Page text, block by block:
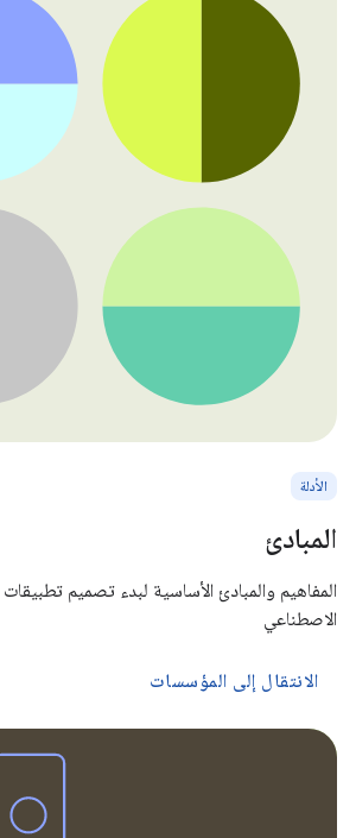
الأدلة
المبادئ
المفاهيم والمبادئ الأساسية لبدء تصميم تطبيقات
الاصطناعي
الانتقال إلى المؤسسات